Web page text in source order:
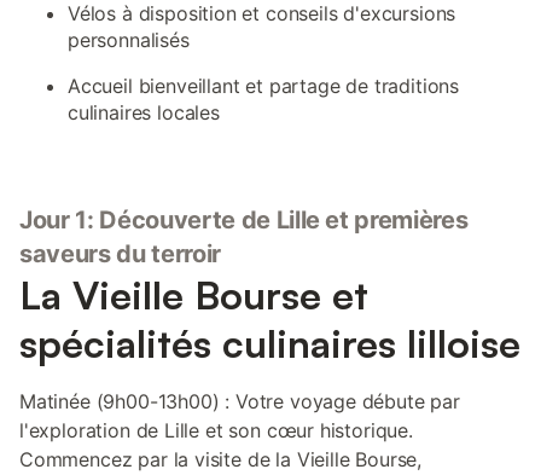
Vélos à disposition et conseils d'excursions
personnalisés
Accueil bienveillant et partage de traditions
culinaires locales
Jour 1: Découverte de Lille et premières
saveurs du terroir
La Vieille Bourse et
spécialités culinaires lilloise
Matinée (9h00-13h00) : Votre voyage débute par
l'exploration de Lille et son cœur historique.
Commencez par la visite de la Vieille Bourse,